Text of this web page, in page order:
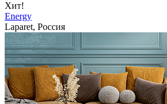
Хит!
Energy
Laparet, Россия